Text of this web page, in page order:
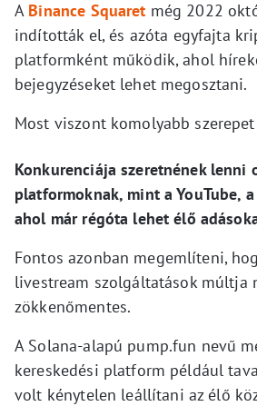
A Binance Squaret még 2022
indították el, és azóta egyfajta
platformként működik, ahol
bejegyzéseket lehet megosztani.
Most viszont komolyabb
Konkurenciája szeretnének lenni
platformoknak, mint a YouTube,
ahol már régóta lehet élő
Fontos azonban megemlíteni,
livestream szolgáltatások múltja
zökkenőmentes.
A Solana-alapú pump.fun nevű
kereskedési platform például
volt kénytelen leállítani az élő